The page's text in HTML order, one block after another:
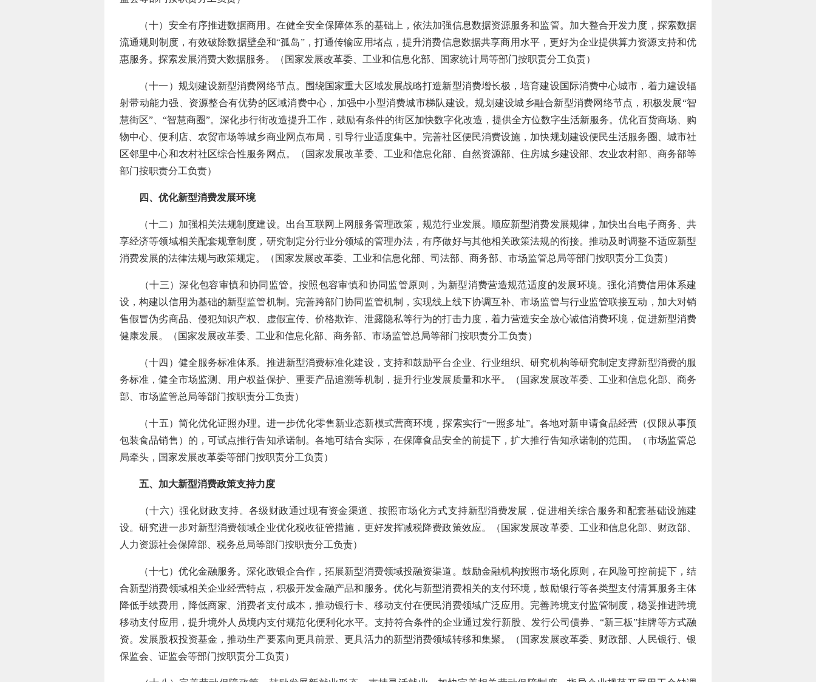
（十）安全有序推进数据商用。在健全安全保障体系的基础上，依法加强信息数据资源服务和监管。加大整合开发力度，探索数据
流通规则制度，有效破除数据壁垒和“孤岛”，打通传输应用堵点，提升消费信息数据共享商用水平，更好为企业提供算力资源支持和优
惠服务。探索发展消费大数据服务。（国家发展改革委、工业和信息化部、国家统计局等部门按职责分工负责）
（十一）规划建设新型消费网络节点。围绕国家重大区域发展战略打造新型消费增长极，培育建设国际消费中心城市，着力建设辐
射带动能力强、资源整合有优势的区域消费中心，加强中小型消费城市梯队建设。规划建设城乡融合新型消费网络节点，积极发展“智
慧街区”、“智慧商圈”。深化步行街改造提升工作，鼓励有条件的街区加快数字化改造，提供全方位数字生活新服务。优化百货商场、购
物中心、便利店、农贸市场等城乡商业网点布局，引导行业适度集中。完善社区便民消费设施，加快规划建设便民生活服务圈、城市社
区邻里中心和农村社区综合性服务网点。（国家发展改革委、工业和信息化部、自然资源部、住房城乡建设部、农业农村部、商务部等
部门按职责分工负责）
四、优化新型消费发展环境
（十二）加强相关法规制度建设。出台互联网上网服务管理政策，规范行业发展。顺应新型消费发展规律，加快出台电子商务、共
享经济等领域相关配套规章制度，研究制定分行业分领域的管理办法，有序做好与其他相关政策法规的衔接。推动及时调整不适应新型
消费发展的法律法规与政策规定。（国家发展改革委、工业和信息化部、司法部、商务部、市场监管总局等部门按职责分工负责）
（十三）深化包容审慎和协同监管。按照包容审慎和协同监管原则，为新型消费营造规范适度的发展环境。强化消费信用体系建
设，构建以信用为基础的新型监管机制。完善跨部门协同监管机制，实现线上线下协调互补、市场监管与行业监管联接互动，加大对销
售假冒伪劣商品、侵犯知识产权、虚假宣传、价格欺诈、泄露隐私等行为的打击力度，着力营造安全放心诚信消费环境，促进新型消费
健康发展。（国家发展改革委、工业和信息化部、商务部、市场监管总局等部门按职责分工负责）
（十四）健全服务标准体系。推进新型消费标准化建设，支持和鼓励平台企业、行业组织、研究机构等研究制定支撑新型消费的服
务标准，健全市场监测、用户权益保护、重要产品追溯等机制，提升行业发展质量和水平。（国家发展改革委、工业和信息化部、商务
部、市场监管总局等部门按职责分工负责）
（十五）简化优化证照办理。进一步优化零售新业态新模式营商环境，探索实行“一照多址”。各地对新申请食品经营（仅限从事预
包装食品销售）的，可试点推行告知承诺制。各地可结合实际，在保障食品安全的前提下，扩大推行告知承诺制的范围。（市场监管总
局牵头，国家发展改革委等部门按职责分工负责）
五、加大新型消费政策支持力度
（十六）强化财政支持。各级财政通过现有资金渠道、按照市场化方式支持新型消费发展，促进相关综合服务和配套基础设施建
设。研究进一步对新型消费领域企业优化税收征管措施，更好发挥减税降费政策效应。（国家发展改革委、工业和信息化部、财政部、
人力资源社会保障部、税务总局等部门按职责分工负责）
（十七）优化金融服务。深化政银企合作，拓展新型消费领域投融资渠道。鼓励金融机构按照市场化原则，在风险可控前提下，结
合新型消费领域相关企业经营特点，积极开发金融产品和服务。优化与新型消费相关的支付环境，鼓励银行等各类型支付清算服务主体
降低手续费用，降低商家、消费者支付成本，推动银行卡、移动支付在便民消费领域广泛应用。完善跨境支付监管制度，稳妥推进跨境
移动支付应用，提升境外人员境内支付规范化便利化水平。支持符合条件的企业通过发行新股、发行公司债券、“新三板”挂牌等方式融
资。发展股权投资基金，推动生产要素向更具前景、更具活力的新型消费领域转移和集聚。（国家发展改革委、财政部、人民银行、银
保监会、证监会等部门按职责分工负责）